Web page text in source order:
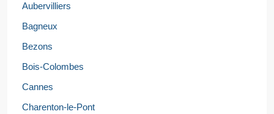
Aubervilliers
Bagneux
Bezons
Bois-Colombes
Cannes
Charenton-le-Pont